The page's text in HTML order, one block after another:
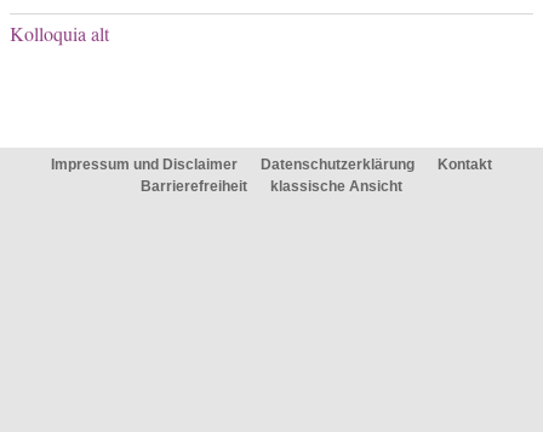
Kolloquia alt
Impressum und Disclaimer Datenschutzerklärung
Kontakt
Barrierefreiheit
klassische Ansicht